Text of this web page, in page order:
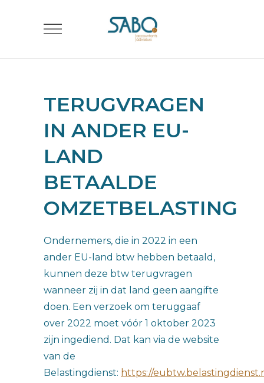
TERUGVRAGEN
IN ANDER EU-
LAND
BETAALDE
OMZETBELASTING
Ondernemers, die in 2022 in een
ander EU-land btw hebben betaald,
kunnen deze btw terugvragen
wanneer zij in dat land geen aangifte
doen. Een verzoek om teruggaaf
over 2022 moet vóór 1 oktober 2023
zijn ingediend. Dat kan via de website
van de
Belastingdienst: https://